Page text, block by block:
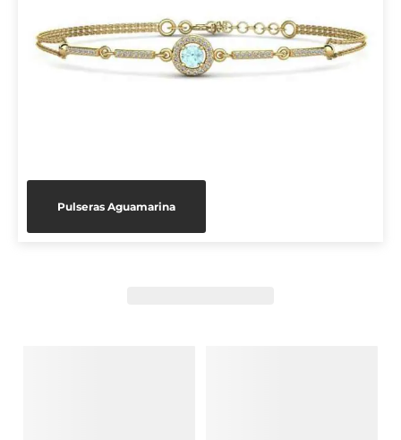
Pulseras Aguamarina